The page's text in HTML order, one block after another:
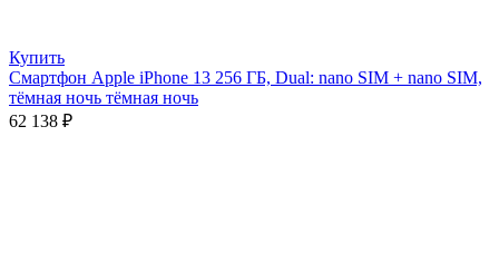
Купить
Смартфон Apple iPhone 13 256 ГБ, Dual: nano SIM + nano SIM,
тёмная ночь тёмная ночь
62 138 ₽